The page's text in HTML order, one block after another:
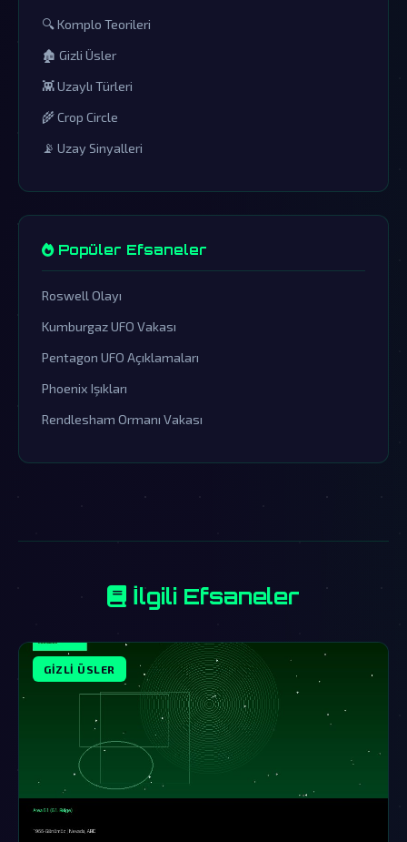
🔍 Komplo Teorileri
🏚️ Gizli Üsler
👾 Uzaylı Türleri
🌾 Crop Circle
📡 Uzay Sinyalleri
Popüler Efsaneler
Roswell Olayı
Kumburgaz UFO Vakası
Pentagon UFO Açıklamaları
Phoenix Işıkları
Rendlesham Ormanı Vakası
İlgili Efsaneler
GIZLI ÜSLER